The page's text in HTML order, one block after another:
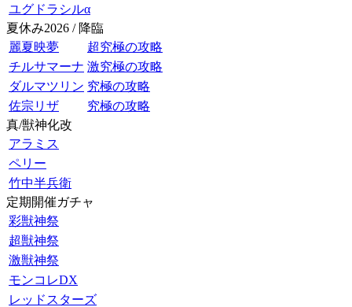
ユグドラシルα
夏休み2026 / 降臨
麗夏映夢
超究極の攻略
チルサマーナ 激究極の攻略
ダルマツリン 究極の攻略
佐宗リザ
究極の攻略
真/獣神化改
アラミス
ペリー
竹中半兵衛
定期開催ガチャ
彩獣神祭
超獣神祭
激獣神祭
モンコレDX
レッドスターズ